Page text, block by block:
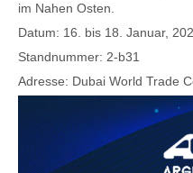
im Nahen Osten.
Datum: 16. bis 18. Januar,
Standnummer: 2-b31
Adresse: Dubai World Trade